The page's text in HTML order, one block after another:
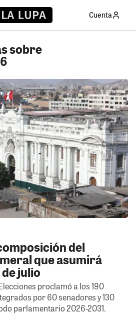
Cuenta
sobre
del
que asumirá
julio
proclamó a los 190
por 60 senadores y 130
parlamentario 2026-2031.